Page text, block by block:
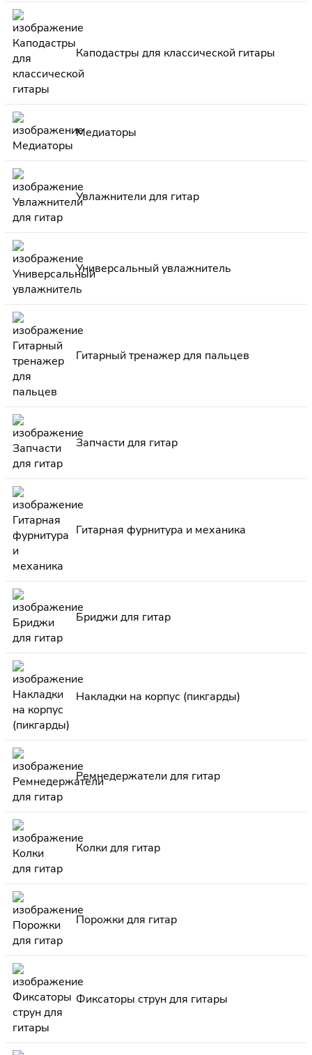
Каподастры для классической гитары
Медиаторы
Увлажнители для гитар
Универсальный увлажнитель
Гитарный тренажер для пальцев
Запчасти для гитар
Гитарная фурнитура и механика
Бриджи для гитар
Накладки на корпус (пикгарды)
Ремнедержатели для гитар
Колки для гитар
Порожки для гитар
Фиксаторы струн для гитары